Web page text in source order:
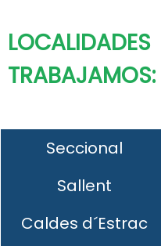
TRABAJAMOS:
Seccional
Sallent
Caldes d´Estrac